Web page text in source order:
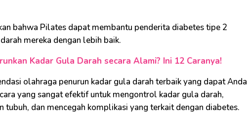
bahwa Pilates dapat membantu penderita diabetes tipe 2
mereka dengan lebih baik.
Kadar Gula Darah secara Alami? Ini 12 Caranya!
olahraga penurun kadar gula darah terbaik yang dapat Anda
yang sangat efektif untuk mengontrol kadar gula darah,
tubuh, dan mencegah komplikasi yang terkait dengan diabetes.